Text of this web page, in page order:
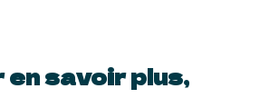
en savoir plus,